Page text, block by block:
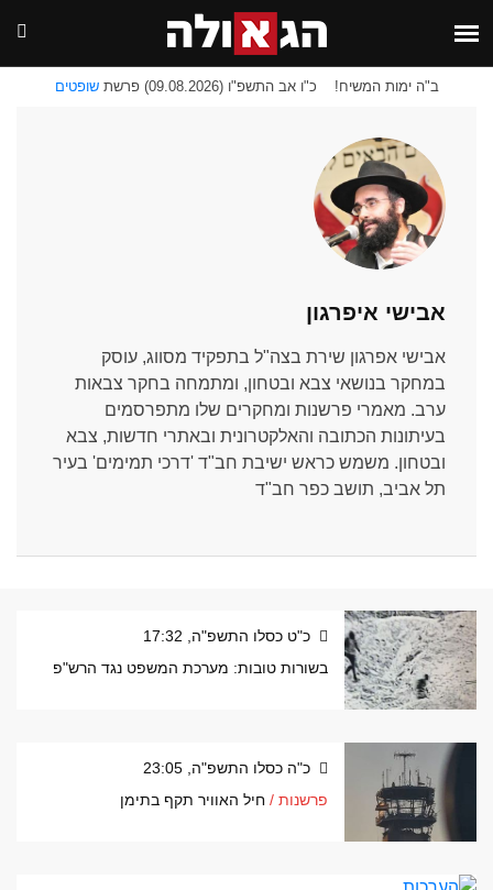
ב"ה ימות המשיח! כ"ו אב התשפ"ו (09.08.2026) פרשת שופטים
אבישי איפרגון
אבישי אפרגון שירת בצה"ל בתפקיד מסווג, עוסק
במחקר בנושאי צבא ובטחון, ומתמחה בחקר צבאות
ערב. מאמרי פרשנות ומחקרים שלו מתפרסמים
בעיתונות הכתובה והאלקטרונית ובאתרי חדשות, צבא
ובטחון. משמש כראש ישיבת חב"ד 'דרכי תמימים' בעיר
תל אביב, תושב כפר חב"ד
כ"ט כסלו התשפ"ה, 17:32
בשורות טובות: מערכת המשפט נגד הרש"פ
כ"ה כסלו התשפ"ה, 23:05
פרשנות / חיל האוויר תקף בתימן